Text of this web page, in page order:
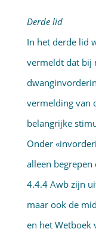
Derde lid
In het derde lid
vermeldt dat bij
vermelding van
belangrijke
Onder
alleen
4.4.4 Awb zijn
maar ook de
en het Wetboek